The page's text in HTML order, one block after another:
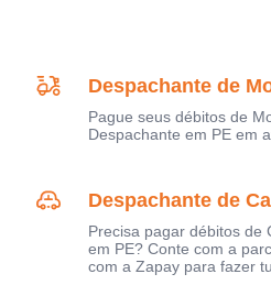
Despachante de
Pague seus débitos de
Despachante em PE em
Despachante de
Precisa pagar débitos de
em PE? Conte com a
com a Zapay para fazer